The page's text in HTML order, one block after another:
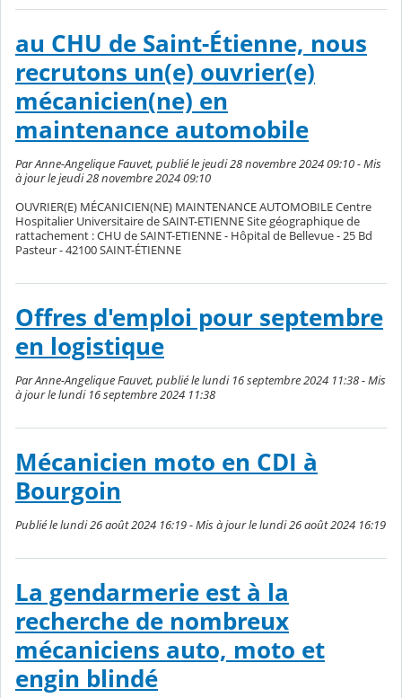
au CHU de Saint-Étienne, nous
recrutons un(e) ouvrier(e)
mécanicien(ne) en
maintenance automobile
Par Anne-Angelique Fauvet, publié le jeudi 28 novembre 2024 09:10 - Mis
à jour le jeudi 28 novembre 2024 09:10
OUVRIER(E) MÉCANICIEN(NE) MAINTENANCE AUTOMOBILE Centre
Hospitalier Universitaire de SAINT-ETIENNE Site géographique de
rattachement : CHU de SAINT-ETIENNE - Hôpital de Bellevue - 25 Bd
Pasteur - 42100 SAINT-ÉTIENNE
Offres d'emploi pour septembre
en logistique
Par Anne-Angelique Fauvet, publié le lundi 16 septembre 2024 11:38 - Mis
à jour le lundi 16 septembre 2024 11:38
Mécanicien moto en CDI à
Bourgoin
Publié le lundi 26 août 2024 16:19 - Mis à jour le lundi 26 août 2024 16:19
La gendarmerie est à la
recherche de nombreux
mécaniciens auto, moto et
engin blindé